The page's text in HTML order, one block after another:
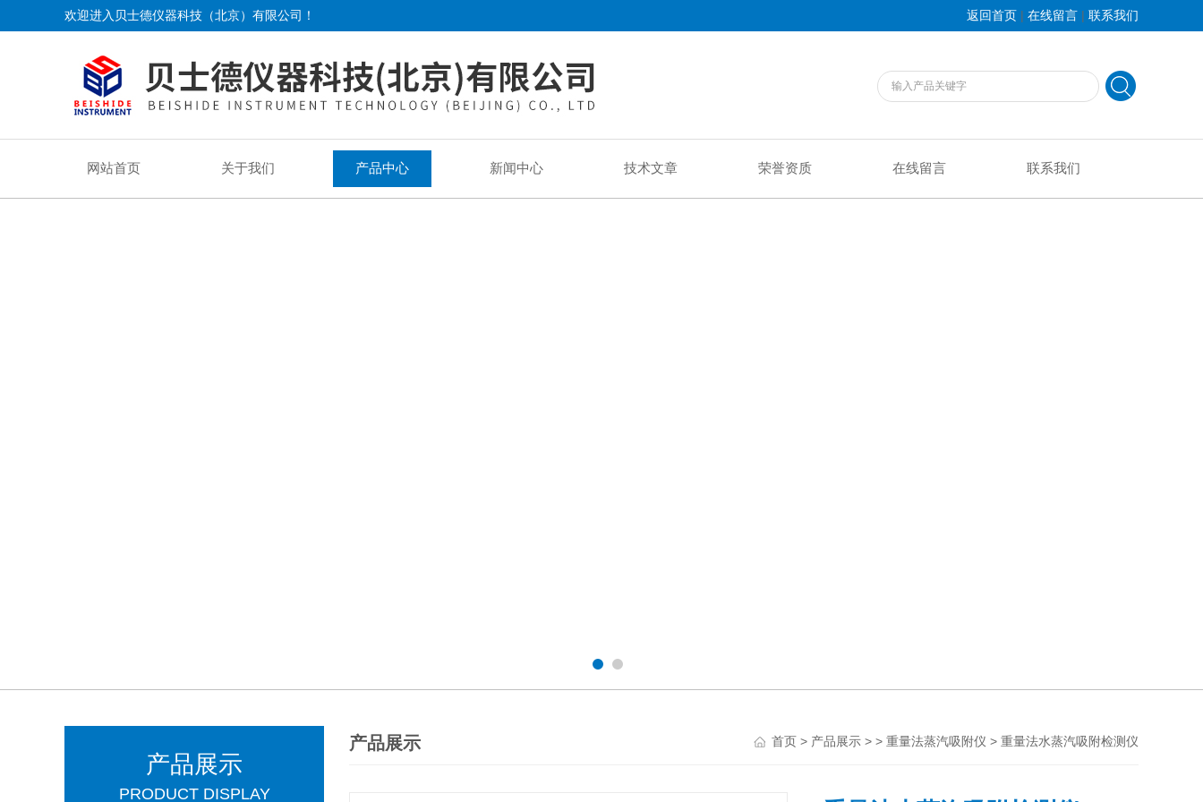
欢迎进入贝士德仪器科技（北京）有限公司！ 返回首页 | 在线留言 | 联系我们
网站首页 关于我们 产品中心 新闻中心 技术文章 荣誉资质 在线留言 联系我们
产品展示
PRODUCT DISPLAY
产品展示 首页 > 产品展示 > > 重量法蒸汽吸附仪 > 重量法水蒸汽吸附检测仪